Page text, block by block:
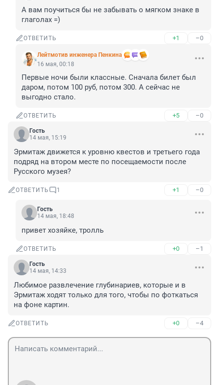
А вам поучиться бы не забывать о мягком знаке в
глаголах =)
ОТВЕТИТЬ +1 –0
Лейтмотив инженера Пенкина
16 мая, 00:18
Первые ночи были классные. Сначала билет был
даром, потом 100 руб, потом 300. А сейчас не
выгодно стало.
ОТВЕТИТЬ +5 –0
Гость
14 мая, 15:19
Эрмитаж движется к уровню квестов и третьего года
подряд на втором месте по посещаемости после
Русского музея?
ОТВЕТИТЬ 1 +1 –0
Гость
14 мая, 18:48
привет хозяйке, тролль
ОТВЕТИТЬ +0 –1
Гость
14 мая, 14:33
Любимое развлечение глубинариев, которые и в
Эрмитаж ходят только для того, чтобы по фоткаться
на фоне картин.
ОТВЕТИТЬ +0 –4